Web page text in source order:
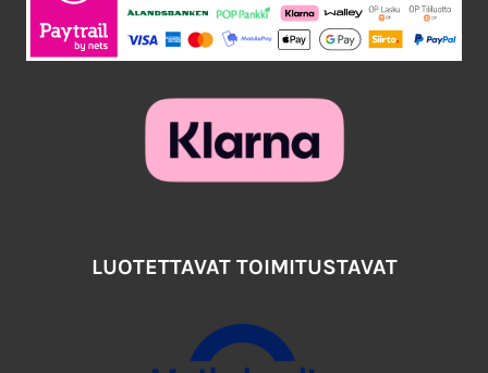
LUOTETTAVAT TOIMITUSTAVAT